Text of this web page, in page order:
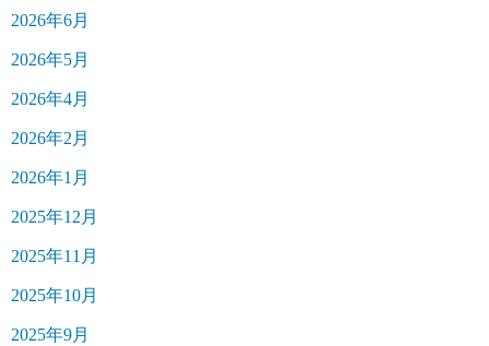
2026年6月
2026年5月
2026年4月
2026年2月
2026年1月
2025年12月
2025年11月
2025年10月
2025年9月